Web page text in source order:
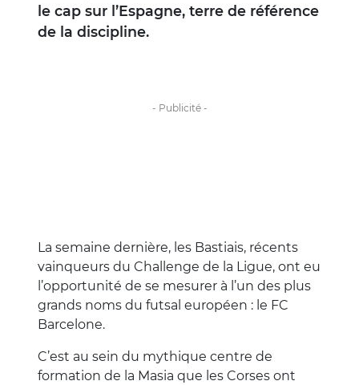
le cap sur l’Espagne, terre de référence
de la discipline.
La semaine dernière, les Bastiais, récents
vainqueurs du Challenge de la Ligue, ont eu
l’opportunité de se mesurer à l’un des plus
grands noms du futsal européen : le FC
Barcelone.
C’est au sein du mythique centre de
formation de la Masia que les Corses ont